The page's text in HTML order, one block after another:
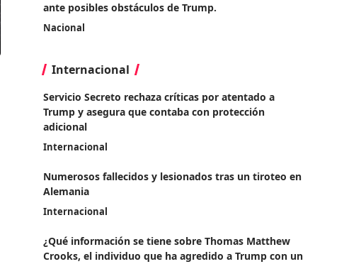
ante posibles obstáculos de Trump.
Nacional
Internacional
Servicio Secreto rechaza críticas por atentado a
Trump y asegura que contaba con protección
adicional
Internacional
Numerosos fallecidos y lesionados tras un tiroteo en
Alemania
Internacional
¿Qué información se tiene sobre Thomas Matthew
Crooks, el individuo que ha agredido a Trump con un